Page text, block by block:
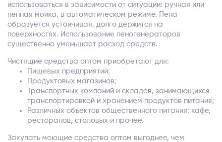
использоваться в зависимости от ситуации: ручная или
пенная мойка, в автоматическом режиме. Пена
образуется устойчивая, долго держится на
поверхностях. Использование пеногенераторов
существенно уменьшает расход средств.
Чистящие средства оптом приобретают для:
Пищевых предприятий;
Продуктовых магазинов;
Транспортных компаний и складов, занимающихся
транспортировкой и хранением продуктов питания;
Различных объектов общественного питания: кафе,
ресторанов, столовых и прочее.
Закупать моющие средства оптом выгоднее, чем